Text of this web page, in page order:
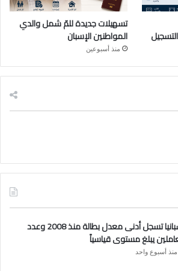
تسهيلات جديدة للمّ شمل والدي
المواطنين الإسبان
منذ أسبوعين
إسبانيا تسجل أدنى معدل بطالة منذ 2008 وعدد
يبلغ مستوى قياسياً
منذ أسبوع واحد